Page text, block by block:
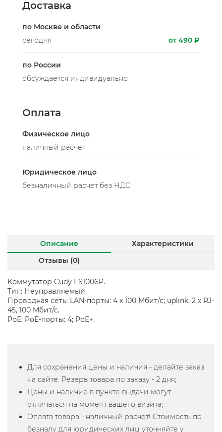
Доставка
по Москве и области
сегодня
от 490 ₽
по России
обсуждается индивидуально
Оплата
Физическое лицо
наличный расчет
Юридическое лицо
безналичный расчет без НДС
Описание
Характеристики
Отзывы (0)
Коммутатор Cudy FS1006P.
Тип: Неуправляемый.
Проводная сеть: LAN-порты: 4 x 100 Мбит/с; uplink: 2 x RJ-
45, 100 Мбит/с.
PoE: PoE-порты: 4; PoE+.
Для сохранения цены и наличия - делайте заказ
на сайте. Резерв товара по заказу - 2 дня;
Цены и наличие в пункте выдачи могут
отличаться на момент вашего визита;
Оплата товара - наличный расчет! Стоимость по
безналу для юридических лиц уточняйте у